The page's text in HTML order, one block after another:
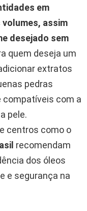
em
assim
desejado sem
quem deseja um
extratos
pedras
compatíveis com a
pele.
centros como o
recomendam
dos óleos
e segurança na